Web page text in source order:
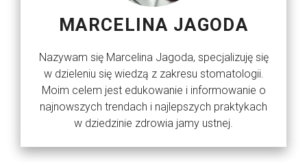
MARCELINA JAGODA
Nazywam się Marcelina Jagoda, specjalizuję się
w dzieleniu się wiedzą z zakresu stomatologii.
Moim celem jest edukowanie i informowanie o
najnowszych trendach i najlepszych praktykach
w dziedzinie zdrowia jamy ustnej.